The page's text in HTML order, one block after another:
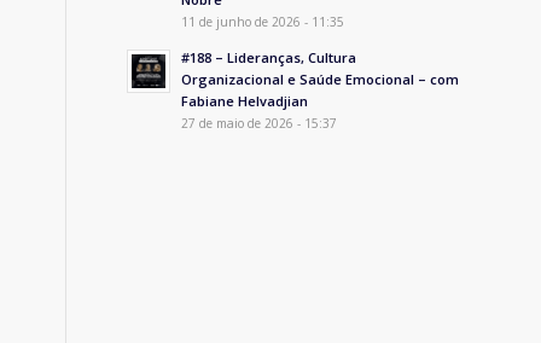
11 de junho de 2026 - 11:35
#188 – Lideranças, Cultura
Organizacional e Saúde Emocional – com
Fabiane Helvadjian
27 de maio de 2026 - 15:37